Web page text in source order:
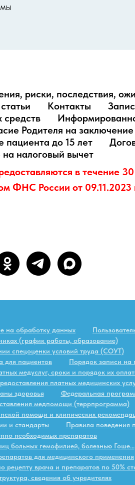
риски, последствия,
Контакты
средств
Родителя на
пациента до 15 лет
налоговый вычет
в течение
ФНС России от
на обработку данных
(график работы, образование)
спецоценки условий труда (СОУТ)
для пациентов
Порядок записи на
медуслуг, сроки и порядок их
платных медицинских
здоровья
Федеральная
медпомощи (террпрограмма)
помощи и клинических
и стандарты
Правила поведения
необходимых препаратов
больных гемофилией, болезнью Гоше...
для медицинского применения
рецепту врача и препаратов по 50%
сведения об учредителях